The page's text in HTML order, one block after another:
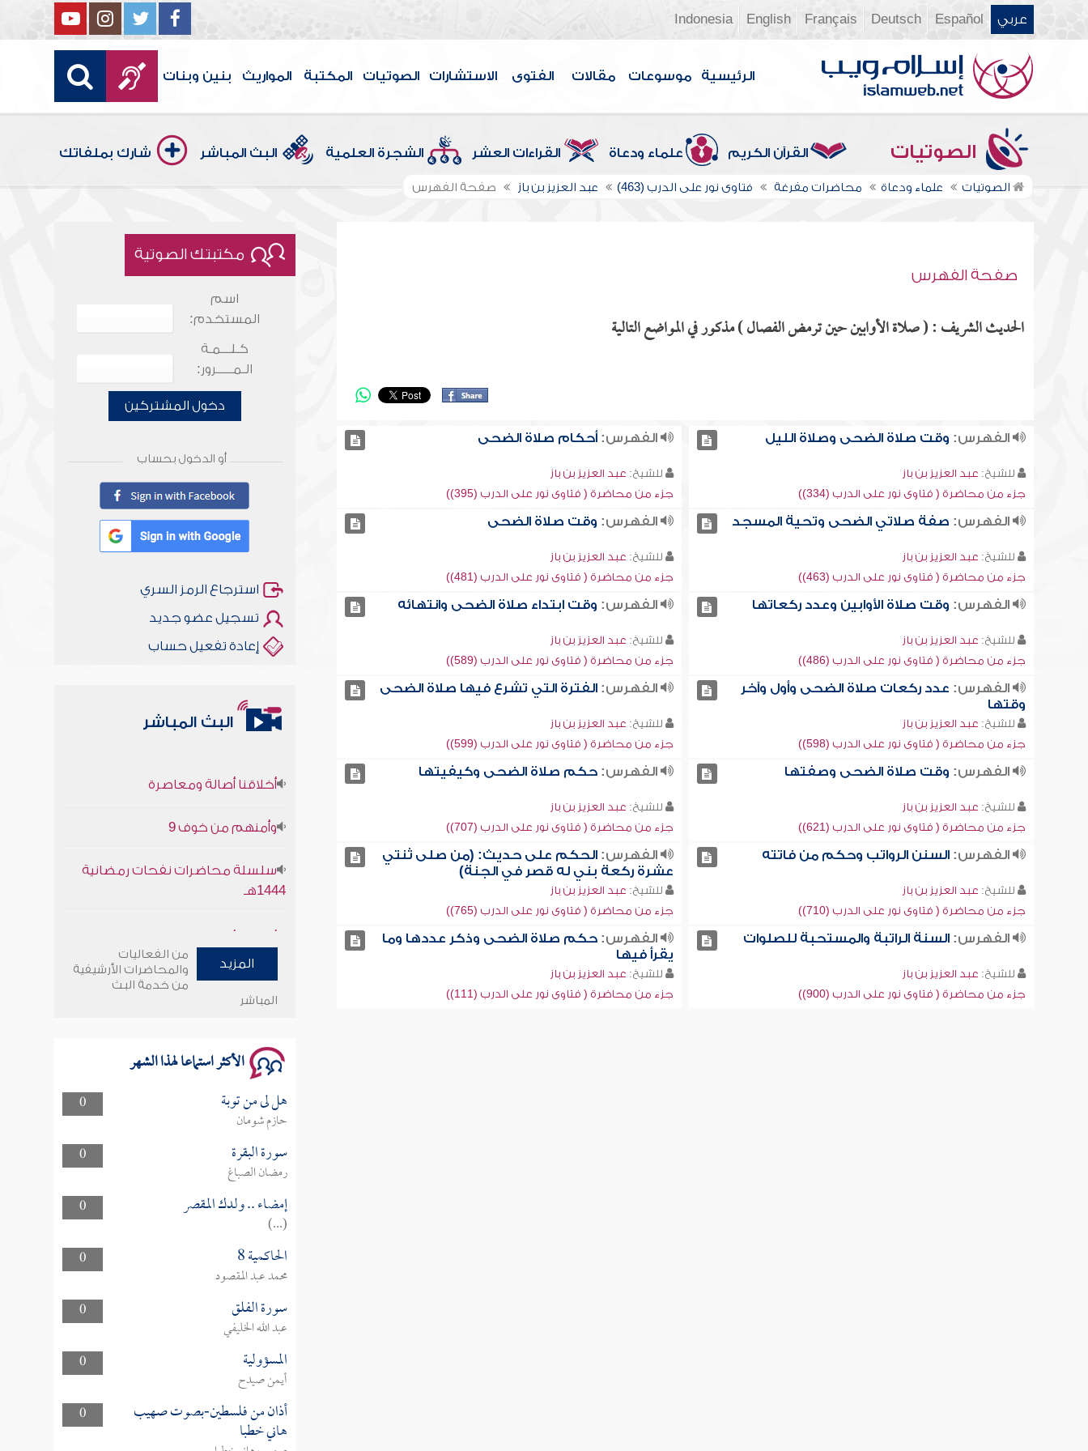
عربي Español
Deutsch
Français
English
Indonesia
الرئيسية موسوعات مقالات الفتوى الاستشارات الصوتيات المكتبة المواريث بنين وبنات
الصوتيات القرآن الكريم علماء ودعاة القراءات العشر الشجرة العلمية البث المباشر شارك بملفاتك
الصوتيات علماء ودعاة محاضرات مفرغة فتاوى نور على الدرب (463) عبد العزيز بن باز صفحة الفهرس
صفحة الفهرس
الحديث الشريف : ( صلاة الأوابين حين ترمض الفصال ) مذكور في المواضع التالية
الفهرس: وقت صلاة الضحى وصلاة الليل
للشيخ: عبد العزيز بن باز
جزء من محاضرة ( فتاوى نور على الدرب (334))
الفهرس: أحكام صلاة الضحى
للشيخ: عبد العزيز بن باز
جزء من محاضرة ( فتاوى نور على الدرب (395))
الفهرس: صفة صلاتي الضحى وتحية المسجد
للشيخ: عبد العزيز بن باز
جزء من محاضرة ( فتاوى نور على الدرب (463))
الفهرس: وقت صلاة الضحى
للشيخ: عبد العزيز بن باز
جزء من محاضرة ( فتاوى نور على الدرب (481))
الفهرس: وقت صلاة الأوابين وعدد ركعاتها
للشيخ: عبد العزيز بن باز
جزء من محاضرة ( فتاوى نور على الدرب (486))
الفهرس: وقت ابتداء صلاة الضحى وانتهائه
للشيخ: عبد العزيز بن باز
جزء من محاضرة ( فتاوى نور على الدرب (589))
الفهرس: عدد ركعات صلاة الضحى وأول وآخر
وقتها
للشيخ: عبد العزيز بن باز
جزء من محاضرة ( فتاوى نور على الدرب (598))
الفهرس: الفترة التي تشرع فيها صلاة الضحى
للشيخ: عبد العزيز بن باز
جزء من محاضرة ( فتاوى نور على الدرب (599))
الفهرس: وقت صلاة الضحى وصفتها
للشيخ: عبد العزيز بن باز
جزء من محاضرة ( فتاوى نور على الدرب (621))
الفهرس: حكم صلاة الضحى وكيفيتها
للشيخ: عبد العزيز بن باز
جزء من محاضرة ( فتاوى نور على الدرب (707))
الفهرس:السنن الرواتب وحكم من فاتته
للشيخ: عبد العزيز بن باز
جزء من محاضرة ( فتاوى نور على الدرب (710))
الفهرس: الحكم على حديث: (من صلى ثنتي
عشرة ركعة بني له قصر في الجنة)
للشيخ: عبد العزيز بن باز
جزء من محاضرة ( فتاوى نور على الدرب (765))
الفهرس:السنة الراتبة والمستحبة للصلوات
للشيخ: عبد العزيز بن باز
جزء من محاضرة ( فتاوى نور على الدرب (900))
الفهرس: حكم صلاة الضحى وذكر عددها وما
يقرأ فيها
للشيخ: عبد العزيز بن باز
جزء من محاضرة ( فتاوى نور على الدرب (111))
مكتبتك الصوتية
اسم
المستخدم:
كـلـــمـة
الـمـــــرور:
دخول المشتركين
أو الدخول بحساب
استرجاع الرمز السري
تسجيل عضو جديد
إعادة تفعيل حساب
البث المباشر
1444هـ
وأمنهم من خوف 9
سلسلة محاضرات نفحات رمضانية
المزيد
من الفعاليات
والمحاضرات الأرشيفية
من خدمة البث
المباشر
الأكثر استماعا لهذا الشهر
0 هل لى من توبة
حازم شومان
0
سورة البقرة
رمضان الصباغ
0
إمضاء .. ولدك المقصر
(...)
0
الحاكمية 8
محمد عبد المقصود
0
سورة الفلق
عبد الله الخليفي
0
المسؤولية
أيمن صيدح
0
أذان من فلسطين-بصوت صهيب
هاني خطبا